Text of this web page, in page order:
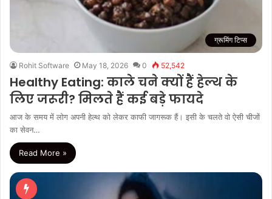
ग्रूमिंग टिप्स
Rohit Software May 18, 2026 0 52,542
Healthy Eating: काले चने क्यों हैं हेल्थ के
लिए जरूरी? मिलते हैं कई बड़े फायदे
आज के समय में लोग अपनी हेल्थ को लेकर काफी जागरूक हैं। इसी के चलते वो ऐसी चीजों
का सेवन…
Read More »